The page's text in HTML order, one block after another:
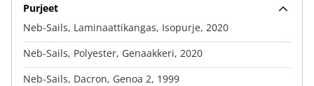
Purjeet
Neb-Sails, Laminaattikangas, Isopurje, 2020
Neb-Sails, Polyester, Genaakkeri, 2020
Neb-Sails, Dacron, Genoa 2, 1999